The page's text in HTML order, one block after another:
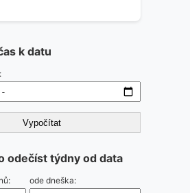
k datu
Vypočítat
odečíst týdny od data
ode dneška: